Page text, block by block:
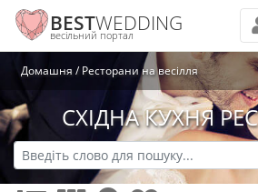
BESTWEDDING
весільний портал
Домашня Ресторани на весілля
СХІДНА КУХНЯ